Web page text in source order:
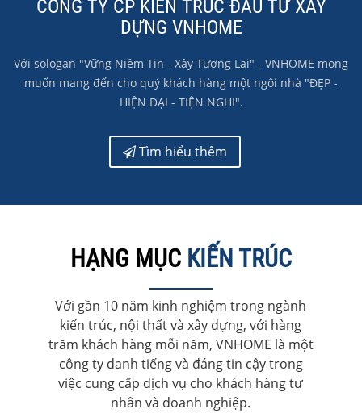
CÔNG TY CP KIẾN TRÚC ĐẦU TƯ XÂY
DỰNG VNHOME
Với sologan "Vững Niềm Tin - Xây Tương Lai" - VNHOME mong
muốn mang đến cho quý khách hàng một ngôi nhà "ĐẸP -
HIỆN ĐẠI - TIỆN NGHI".
Tìm hiểu thêm
HẠNG MỤC KIẾN TRÚC
Với gần 10 năm kinh nghiệm trong ngành
kiến trúc, nội thất và xây dựng, với hàng
trăm khách hàng mỗi năm, VNHOME là một
công ty danh tiếng và đáng tin cậy trong
việc cung cấp dịch vụ cho khách hàng tư
nhân và doanh nghiệp.